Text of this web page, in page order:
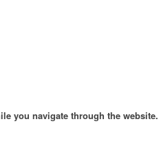
you navigate through the